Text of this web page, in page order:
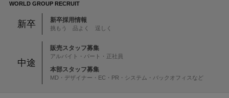
WORLD GROUP RECRUIT
新卒 新卒採用情報
挑もう 品よく 逞しく
中途
販売スタッフ募集
アルバイト・パート・正社員
本部スタッフ募集
MD・デザイナー・EC・PR・システム・バックオフィスなど